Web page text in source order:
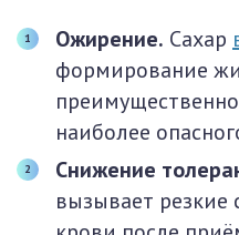
Ожирение. Сахар
формирование
наиболее
Снижение
вызывает резкие